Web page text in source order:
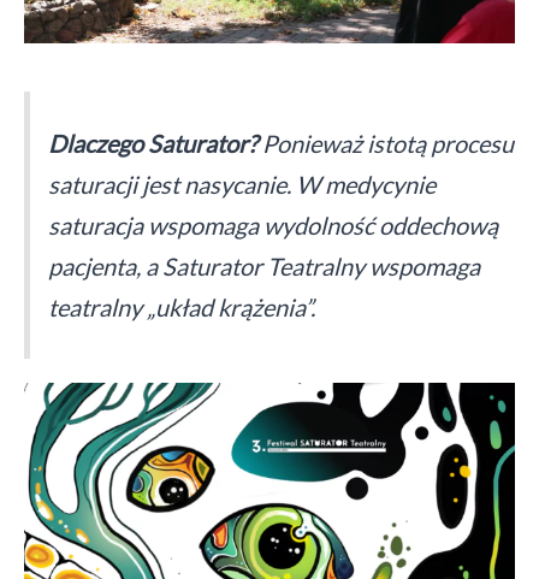
Dlaczego Saturator?Ponieważ istotą procesu
saturacji jest nasycanie. W medycynie
saturacja wspomaga wydolność oddechową
pacjenta, a Saturator Teatralny wspomaga
teatralny „układ krążenia”.